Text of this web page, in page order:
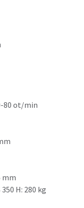
80 ot/min
mm
H: 280 kg